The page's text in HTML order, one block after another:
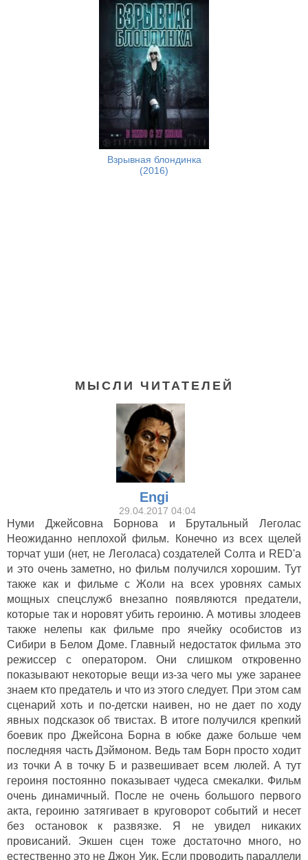
Взрывная блондинка
(2016)
Солт (2010)
МЫСЛИ ЧИТАТЕЛЕЙ
Engi
29.04.2017 04:04
Нуми Джейсовна Борнова и Брутальный Леголас
Неожиданно неплохой фильм. Конечно из всех щелей
торчат уши (нет, не Леголаса) создателей Солта и RED'а
и это очень заметно, но фильм получился хорошим. Тут
также как и фильме с Жоли на всех уровнях самых
мощных спецслужб внезапно появляются предатели,
которые так и норовят убить героиню. А мотивы злодеев
также нелепы как фильме про ячейку особистов из
Сибири в Белом Доме. Главный недостаток фильма это
режиссер с оператором. Они слишком откровенно
показывают некоторые вещи из-за чего мы уже заранее
знаем кто предатель и что из этого следует. При этом сам
сценарий хоть и по-детски наивен, но не дает по ходу
явных подсказок об твистах. В итоге получился крепкий
боевик про Джейсона Борна в юбке даже больше чем
последняя часть Дэймоном. Ведь там Борн просто ходит
из точки А в точку Б и развешивает всем люлей. А тут
героиня постоянно показывает чудеса смекалки. Фильм
очень динамичный. После не очень большого первого
акта, героиню затягивает в круговорот событий и несет
без остановок к развязке. Я не увидел никаких
провисаний. Экшен сцен тоже достаточно много, но
естественно это не Джон Уик. Если проводить параллели